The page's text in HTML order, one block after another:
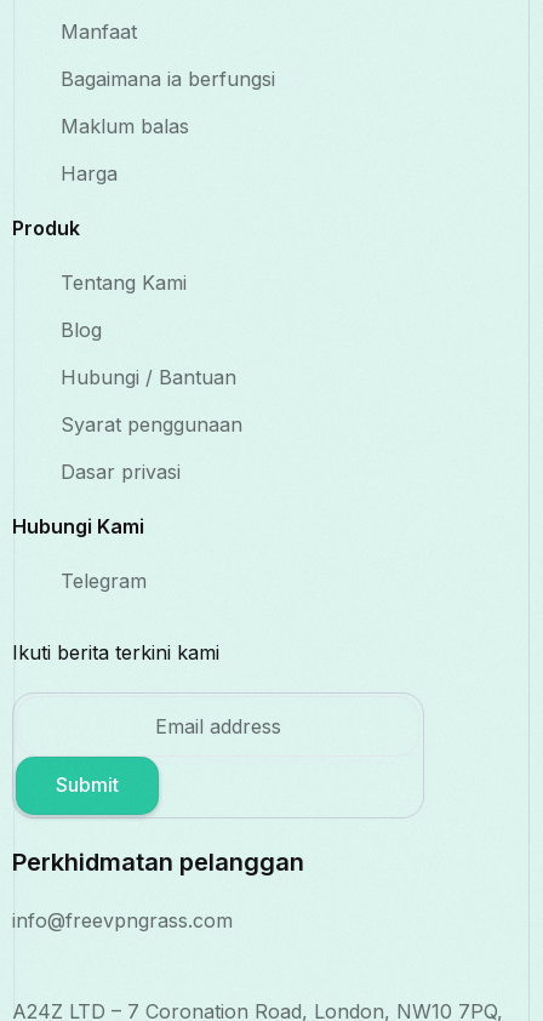
Manfaat
Bagaimana ia berfungsi
Maklum balas
Harga
Produk
Tentang Kami
Blog
Hubungi / Bantuan
Syarat penggunaan
Dasar privasi
Hubungi Kami
Telegram
Ikuti berita terkini kami
Submit
Perkhidmatan pelanggan
info@freevpngrass.com
A24Z LTD – 7 Coronation Road, London, NW10 7PQ,